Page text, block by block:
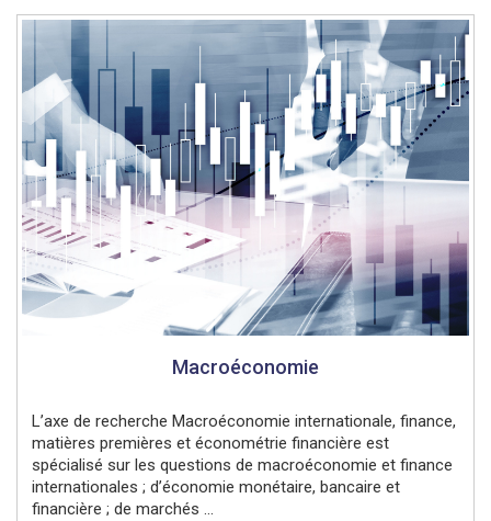
Macroéconomie
L’axe de recherche Macroéconomie internationale, finance,
matières premières et économétrie financière est
spécialisé sur les questions de macroéconomie et finance
internationales ; d’économie monétaire, bancaire et
financière ; de marchés ...